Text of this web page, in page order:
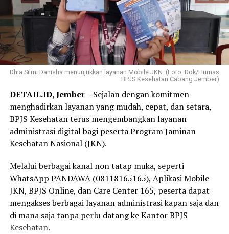
Menurutnya, tidak ada yang dapat memprediksi kapan
seseorang akan jatuh sakit sehingga kepesertaan yang
aktif memberikan rasa tenang ketika harus mengakses
layanan kesehatan.
“Menurut saya, jangan menunggu sampai sakit baru
mengurus kepesertaan JKN. Selagi ada kemudahan
ini untuk melunasi tunggakan secara bertahap. Dengan
kepesertaan JKN yang tetap aktif, kita dan keluarga bisa
merasa lebih tenang karena perlindungan kesehatan
sudah siap digunakan kapan pun dibutuhkan,” tuturnya.
berkat kepesertaan JKN.
Pengalaman tersebut semakin menguatkan
keyakinannya bahwa Program JKN berperan penting
dalam memastikan masyarakat memperoleh akses
pelayanan kesehatan tanpa terkendala biaya.
pasien yang dapat memperoleh pemeriksaan,
pengobatan, hingga rujukan sesuai kebutuhan karena
menjadi peserta JKN. Pengalaman itu membuat saya
semakin yakin bahwa Program JKN memiliki manfaat
yang sangat besar, terutama dalam memastikan
masyarakat tetap dapat mengakses layanan kesehatan
tanpa terkendala biaya,” ujar Linda.
Selain sebagai tenaga kesehatan, Linda juga merasakan
langsung manfaat Program JKN dalam kehidupan
keluarganya.
Dhia Silmi Danisha menunjukkan layanan Mobile JKN. (Foto: Dok/Humas
BPJS Kesehatan Cabang Jember)
DETAIL.ID, Jember– Sejalan dengan komitmen
menghadirkan layanan yang mudah, cepat, dan setara,
BPJS Kesehatan terus mengembangkan layanan
administrasi digital bagi peserta Program Jaminan
Kesehatan Nasional (JKN).
Melalui berbagai kanal non tatap muka, seperti
WhatsApp PANDAWA (08118165165), Aplikasi Mobile
JKN, BPJS Online, dan Care Center 165, peserta dapat
mengakses berbagai layanan administrasi kapan saja dan
di mana saja tanpa perlu datang ke Kantor BPJS
Kesehatan.